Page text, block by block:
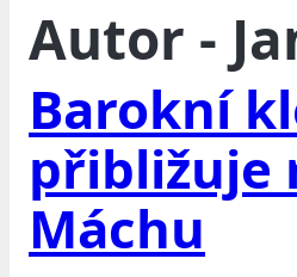
Autor -
Barokní
přibližuje
Máchu